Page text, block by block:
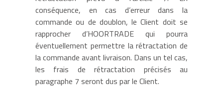
conséquence, en cas d’erreur dans la
commande ou de doublon, le Client doit se
rapprocher d’HOORTRADE qui pourra
éventuellement permettre la rétractation de
la commande avant livraison. Dans un tel cas,
les frais de rétractation précisés au
paragraphe 7 seront dus par le Client.